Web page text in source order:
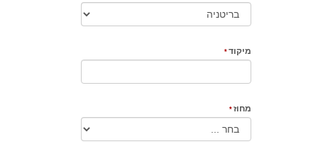
מיקוד
מחוז